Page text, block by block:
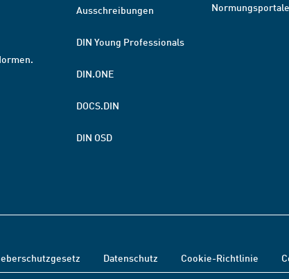
Ausschreibungen
DIN Young Professionals
DIN.ONE
DOCS.DIN
DIN OSD
Normungsportale
Datenschutz Cookie-Richtlinie